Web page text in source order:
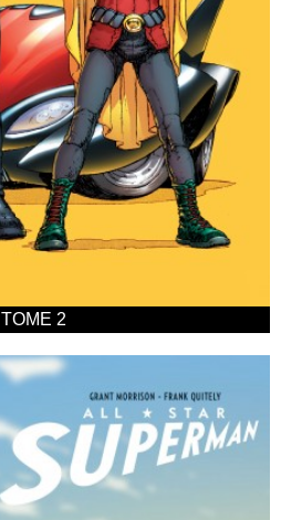
TOME 2